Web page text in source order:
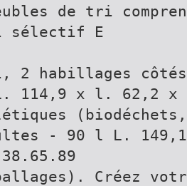
de tri
sélectif E
2 habillages
114,9 x l. 62,2 x
- 90 l L.
Créez